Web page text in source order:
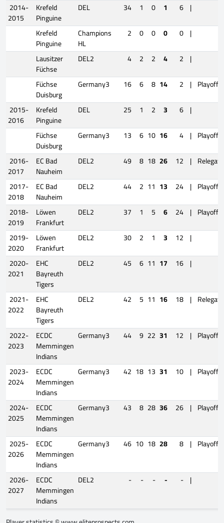
2014-
2015
Krefeld
Pinguine
DEL 34 1 0 1 6 |
Krefeld
Pinguine
Champions
HL
2 0 0 0 0 |
Lausitzer
Füchse
DEL2 4 2 2 4 2 |
Füchse
Duisburg
Germany3 16 6 8 14 2 | Playoffs
2015-
2016
Krefeld
Pinguine
DEL 25 1 2 3 6 |
Füchse
Duisburg
Germany3 13 6 10 16 4 | Playoffs
2016-
2017
EC Bad
Nauheim
DEL2 49 8 18 26 12 |
2017-
2018
EC Bad
Nauheim
DEL2 44 2 11 13 24 | Playoffs
2018-
2019
Löwen
Frankfurt
DEL2 37 1 5 6 24 | Playoffs
2019-
2020
Löwen
Frankfurt
DEL2 30 2 1 3 12 |
2020-
2021
EHC
Bayreuth
Tigers
DEL2 45 6 11 17 16 |
2021-
2022
EHC
Bayreuth
Tigers
DEL2 42 5 11 16 18 |
2022-
2023
ECDC
Memmingen
Indians
Germany3 44 9 22 31 12 | Playoffs
2023-
2024
ECDC
Memmingen
Indians
Germany3 42 18 13 31 10 | Playoffs
2024-
2025
ECDC
Memmingen
Indians
Germany3 43 8 28 36 26 | Playoffs
2025-
2026
ECDC
Memmingen
Indians
Germany3 46 10 18 28 8 | Playoffs
2026-
2027
ECDC
Memmingen
Indians
DEL2 - - - - - |